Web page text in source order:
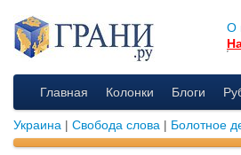
О
Главная Колонки Блоги
Украина | Свобода слова | Болотное